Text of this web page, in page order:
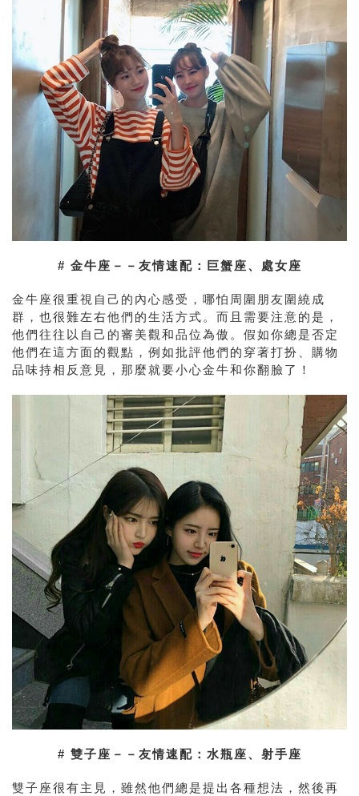
# 金牛座－－友情速配：巨蟹座、處女座
金牛座很重視自己的內心感受，哪怕周圍朋友圍繞成
群，也很難左右他們的生活方式。而且需要注意的是，
他們往往以自己的審美觀和品位為傲。假如你總是否定
他們在這方面的觀點，例如批評他們的穿著打扮、購物
品味持相反意見，那麼就要小心金牛和你翻臉了！
# 雙子座－－友情速配：水瓶座、射手座
雙子座很有主見，雖然他們總是提出各種想法，然後再